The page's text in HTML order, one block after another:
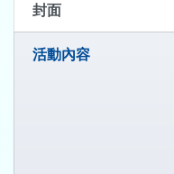
封面
活動內容